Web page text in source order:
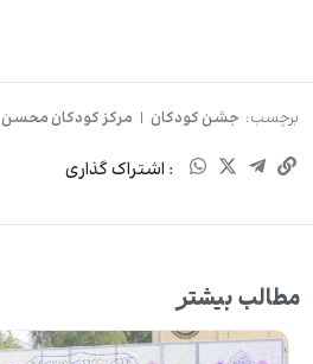
برچسب: جشن کودکان | مرکز کودکان محسن
: اشتراک گذاری
مطالب بیشتر